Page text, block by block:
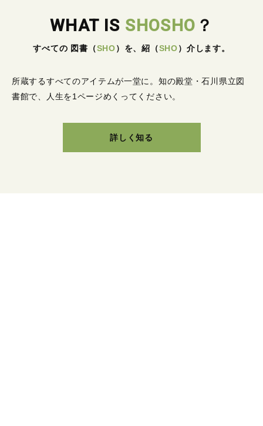
WHAT IS SHOSHO ？
すべての 図書 （SHO） を、紹 （SHO） 介します。
所蔵するすべてのアイテムが一堂に。 知の殿堂・石川県立図
書館で、人生を1ページめくってください。
詳しく知る